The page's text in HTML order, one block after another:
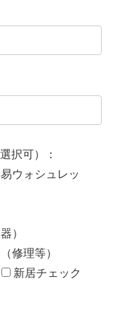
択可）：
ウォシュレッ
）
修理等）
新居チェック